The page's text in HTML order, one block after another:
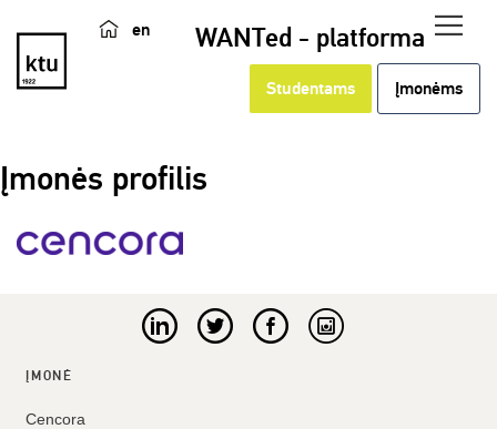
en WANTed - platforma
Studentams Įmonėms
Įmonės profilis
ĮMONĖ
Cencora